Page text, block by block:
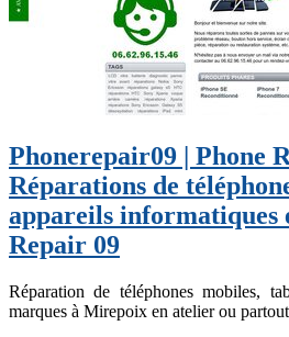
Phonerepair09 | Phone
Réparations de
appareils infor­mati­ques
Repair 09
Réparation de téléphones mobiles,
marques à Mirepoix en atelier ou